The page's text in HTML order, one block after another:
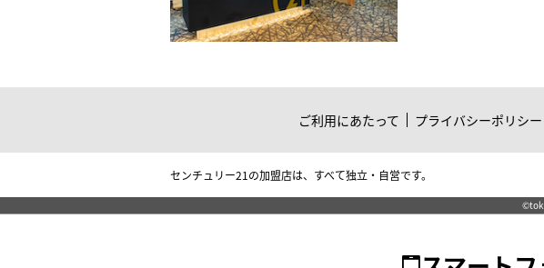
ご利用にあたって プライバシーポリシー
センチュリー21の加盟店は、すべて独立・自営です。